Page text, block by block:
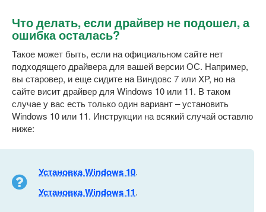
Что делать, если драйвер не подошел, а
ошибка осталась?
Такое может быть, если на официальном сайте нет
подходящего драйвера для вашей версии ОС. Например,
вы старовер, и еще сидите на Виндовс 7 или XP, но на
сайте висит драйвер для Windows 10 или 11. В таком
случае у вас есть только один вариант – установить
Windows 10 или 11. Инструкции на всякий случай оставлю
ниже:
Установка Windows 10.
Установка Windows 11.